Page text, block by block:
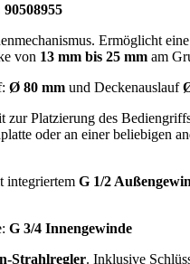
Ermöglicht eine
von 13 mm bis 25 mmam
Ø 80 mmund Deckenauslauf
zur Platzierung des
oder an einer beliebigen
integriertem G 1/2
G 3/4 Innengewinde
Strahlregler. Inklusive